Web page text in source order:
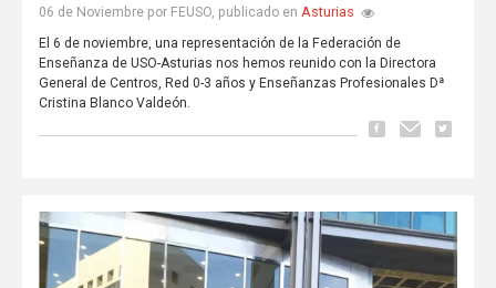
06 de Noviembre por FEUSO, publicado en Asturias
El 6 de noviembre, una representación de la Federación de
Enseñanza de USO-Asturias nos hemos reunido con la Directora
General de Centros, Red 0-3 años y Enseñanzas Profesionales Dª
Cristina Blanco Valdeón.